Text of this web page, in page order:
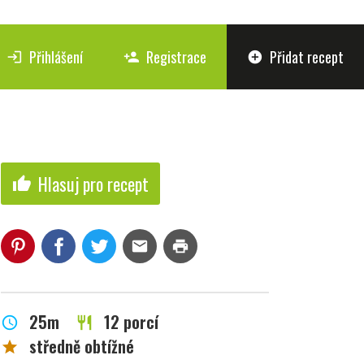
login Přihlášení person_add Registrace add_circle Přidat recept
thumb_up Hlasuj pro recept
mail print
schedule 25m restaurant 12 porcí
star středně obtížné